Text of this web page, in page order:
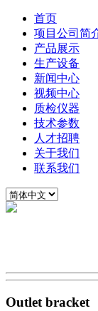
首页
项目公司简
产品展示
生产设备
新闻中心
视频中心
质检仪器
技术参数
人才招聘
关于我们
联系我们
Outlet bracket